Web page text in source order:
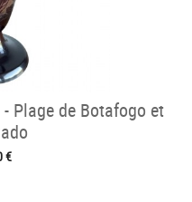
Plage de Botafogo et
€